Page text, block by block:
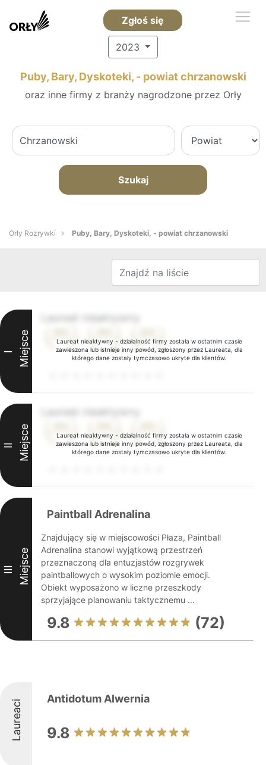
Zgłoś się
2023
Puby, Bary, Dyskoteki, - powiat chrzanowski
oraz inne firmy z branży nagrodzone przez Orły
Szukaj
Orły Rozrywki Puby, Bary, Dyskoteki, - powiat chrzanowski
Laureat nieaktywny - działalność firmy została w ostatnim czasie
zawieszona lub istnieje inny powód, zgłoszony przez Laureata, dla
którego dane zostały tymczasowo ukryte dla klientów.
I Miejsce
Laureat nieaktywny - działalność firmy została w ostatnim czasie
zawieszona lub istnieje inny powód, zgłoszony przez Laureata, dla
którego dane zostały tymczasowo ukryte dla klientów.
II Miejsce
III Miejsce
Paintball Adrenalina
Znajdujący się w miejscowości Płaza, Paintball
Adrenalina stanowi wyjątkową przestrzeń
przeznaczoną dla entuzjastów rozgrywek
paintballowych o wysokim poziomie emocji.
Obiekt wyposażono w liczne przeszkody
sprzyjające planowaniu taktycznemu ...
9.8 (72)
Laureaci Antidotum Alwernia
9.8